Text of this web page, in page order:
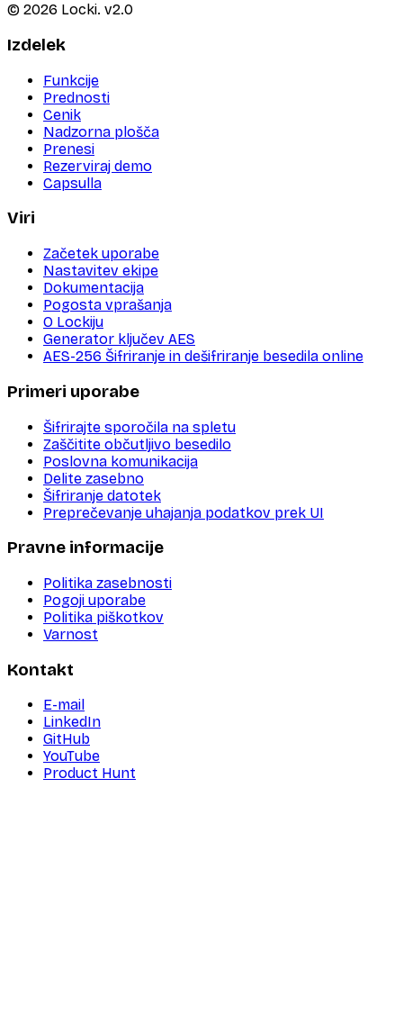
© 2026 Locki. v2.0
Izdelek
Funkcije
Prednosti
Cenik
Nadzorna plošča
Prenesi
Rezerviraj demo
Capsulla
Viri
Začetek uporabe
Nastavitev ekipe
Dokumentacija
Pogosta vprašanja
O Lockiju
Generator ključev AES
AES-256 Šifriranje in dešifriranje besedila online
Primeri uporabe
Šifrirajte sporočila na spletu
Zaščitite občutljivo besedilo
Poslovna komunikacija
Delite zasebno
Šifriranje datotek
Preprečevanje uhajanja podatkov prek UI
Pravne informacije
Politika zasebnosti
Pogoji uporabe
Politika piškotkov
Varnost
Kontakt
E-mail
LinkedIn
GitHub
YouTube
Product Hunt